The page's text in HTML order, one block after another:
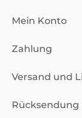
Mein Konto
Zahlung
Versand und